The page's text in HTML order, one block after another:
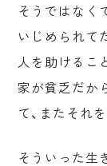
そうではなくて
いじめられて
人を助けるこ
家が貧乏だか
て、またそれ
そういった生